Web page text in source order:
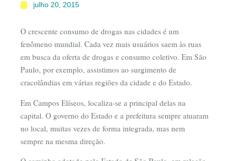
julho 20, 2015
O crescente consumo de drogas nas cidades é um
fenômeno mundial. Cada vez mais usuários saem às ruas
em busca da oferta de drogas e consumo coletivo. Em São
Paulo, por exemplo, assistimos ao surgimento de
cracolândias em várias regiões da cidade e do Estado.
Em Campos Elíseos, localiza-se a principal delas na
capital. O governo do Estado e a prefeitura sempre atuaram
no local, muitas vezes de forma integrada, mas nem
sempre na mesma direção.